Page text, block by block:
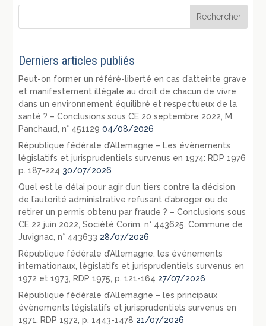
Derniers articles publiés
Peut-on former un référé-liberté en cas d’atteinte grave
et manifestement illégale au droit de chacun de vivre
dans un environnement équilibré et respectueux de la
santé ? – Conclusions sous CE 20 septembre 2022, M.
Panchaud, n° 451129 04/08/2026
République fédérale d’Allemagne – Les évènements
législatifs et jurisprudentiels survenus en 1974: RDP 1976
p. 187-224 30/07/2026
Quel est le délai pour agir d’un tiers contre la décision
de l’autorité administrative refusant d’abroger ou de
retirer un permis obtenu par fraude ? – Conclusions sous
CE 22 juin 2022, Société Corim, n° 443625, Commune de
Juvignac, n° 443633 28/07/2026
République fédérale d’Allemagne, les événements
internationaux, législatifs et jurisprudentiels survenus en
1972 et 1973, RDP 1975, p. 121-164 27/07/2026
République fédérale d’Allemagne – les principaux
évènements législatifs et jurisprudentiels survenus en
1971, RDP 1972, p. 1443-1478 21/07/2026